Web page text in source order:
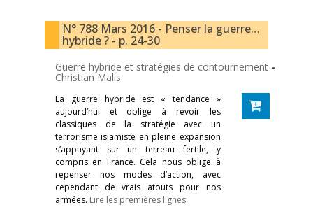
N° 788 Mars 2016 - Penser la guerre…
hybride ? - p. 24-30
Guerre hybride et stratégies de contournement -
Christian Malis
La guerre hybride est « tendance »
aujourd’hui et oblige à revoir les
classiques de la stratégie avec un
terrorisme islamiste en pleine expansion
s’appuyant sur un terreau fertile, y
compris en France. Cela nous oblige à
repenser nos modes d’action, avec
cependant de vrais atouts pour nos
armées. Lire les premières lignes